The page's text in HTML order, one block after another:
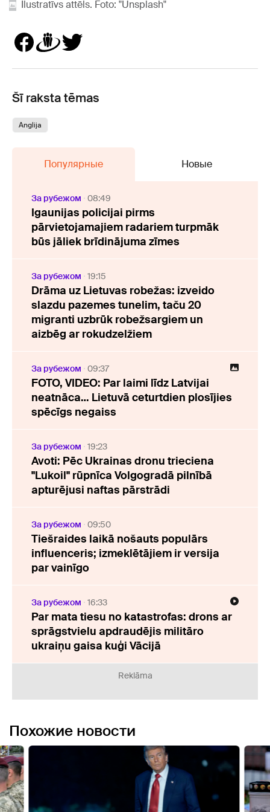
Ilustratīvs attēls. Foto: "Unsplash"
Šī raksta tēmas
Anglija
Популярные Новые
За рубежом 08:49
Igaunijas policijai pirms
pārvietojamajiem radariem turpmāk
būs jāliek brīdinājuma zīmes
За рубежом 19:15
Drāma uz Lietuvas robežas: izveido
slazdu pazemes tunelim, taču 20
migranti uzbrūk robežsargiem un
aizbēg ar rokudzelžiem
За рубежом 09:37
FOTO, VIDEO: Par laimi līdz Latvijai
neatnāca… Lietuvā ceturtdien plosījies
spēcīgs negaiss
За рубежом 19:23
Avoti: Pēc Ukrainas dronu trieciena
"Lukoil" rūpnīca Volgogradā pilnībā
apturējusi naftas pārstrādi
За рубежом 09:50
Tiešraides laikā nošauts populārs
influenceris; izmeklētājiem ir versija
par vainīgo
За рубежом 16:33
Par mata tiesu no katastrofas: drons ar
sprāgstvielu apdraudējis militāro
ukraiņu gaisa kuģi Vācijā
Reklāma
Похожие новости